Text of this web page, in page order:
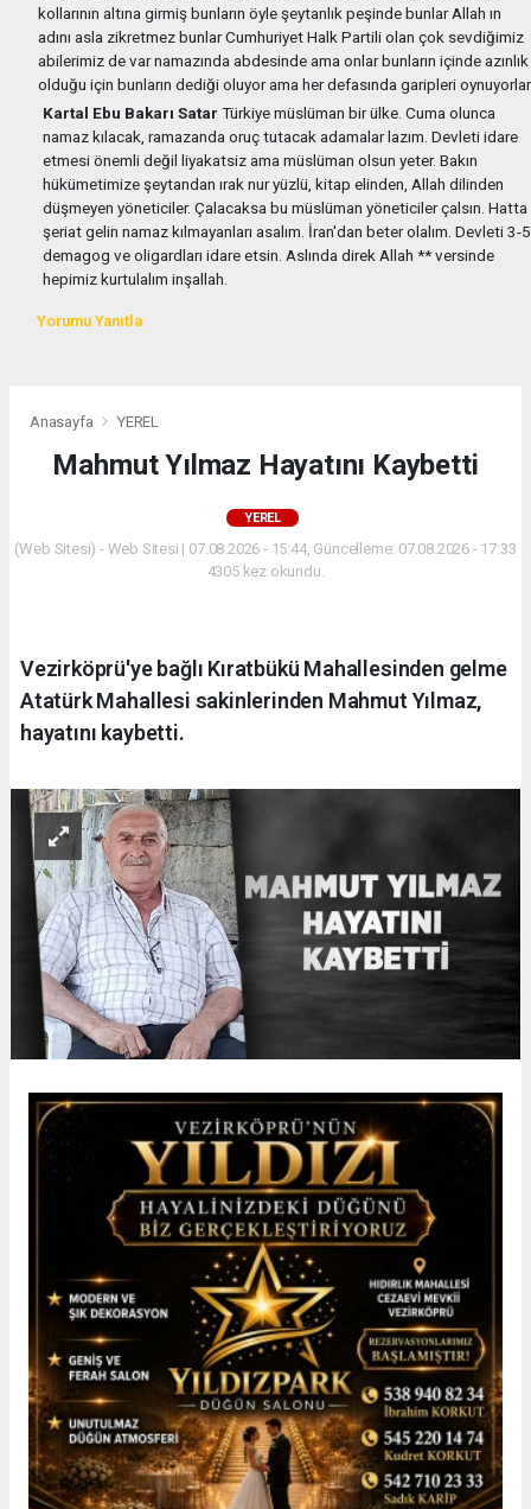
kollarının altına girmiş bunların öyle şeytanlık peşinde bunlar Allah ın
adını asla zikretmez bunlar Cumhuriyet Halk Partili olan çok sevdiğimiz
abilerimiz de var namazında abdesinde ama onlar bunların içinde azınlık
olduğu için bunların dediği oluyor ama her defasında garipleri oynuyorlar
Kartal Ebu Bakarı Satar Türkiye müslüman bir ülke. Cuma olunca
namaz kılacak, ramazanda oruç tutacak adamalar lazım. Devleti idare
etmesi önemli değil liyakatsiz ama müslüman olsun yeter. Bakın
hükümetimize şeytandan ırak nur yüzlü, kitap elinden, Allah dilinden
düşmeyen yöneticiler. Çalacaksa bu müslüman yöneticiler çalsın. Hatta
şeriat gelin namaz kılmayanları asalım. İran'dan beter olalım. Devleti 3-5
demagog ve oligardları idare etsin. Aslında direk Allah ** versinde
hepimiz kurtulalım inşallah.
Yorumu Yanıtla
Anasayfa YEREL
Mahmut Yılmaz Hayatını Kaybetti
YEREL
(Web Sitesi) - Web Sitesi | 07.08.2026 - 15:44, Güncelleme: 07.08.2026 - 17:33
4305 kez okundu.
Vezirköprü'ye bağlı Kıratbükü Mahallesinden gelme
Atatürk Mahallesi sakinlerinden Mahmut Yılmaz,
hayatını kaybetti.